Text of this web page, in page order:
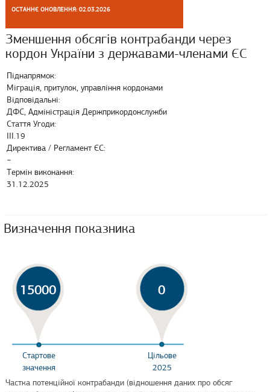
ОСТАННЄ ОНОВЛЕННЯ: 02.03.2026
Зменшення обсягів контрабанди через
кордон України з державами-членами ЄС
Піднапрямок:
Міграція, притулок, управління кордонами
Відповідальні:
ДФС, Адміністрація Держприкордонслужби
Стаття Угоди:
ІІІ.19
Директива / Регламент ЄС:
−
Термін виконання:
31.12.2025
Визначення показника
15000 0
Стартове
значення
Цільове
2025
Частка потенційної контрабанди (відношення даних про обсяг